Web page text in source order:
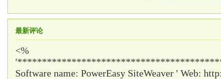
最新评论
<%
Software name: PowerEasy SiteWeaver ' Web: